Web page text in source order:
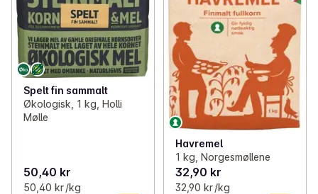
Spelt fin sammalt
Økologisk, 1 kg, Holli
Mølle
50,40 kr
50,40 kr /kg
Havremel
1 kg, Norgesmøllene
32,90 kr
32,90 kr /kg